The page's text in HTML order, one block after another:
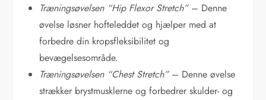
Træningsøvelsen “Hip Flexor Stretch”– Denne
øvelse løsner hofteleddet og hjælper med at
forbedre din kropsfleksibilitet og
bevægelsesområde.
Træningsøvelsen “Chest Stretch”– Denne øvelse
strækker brystmusklerne og forbedrer skulder- og